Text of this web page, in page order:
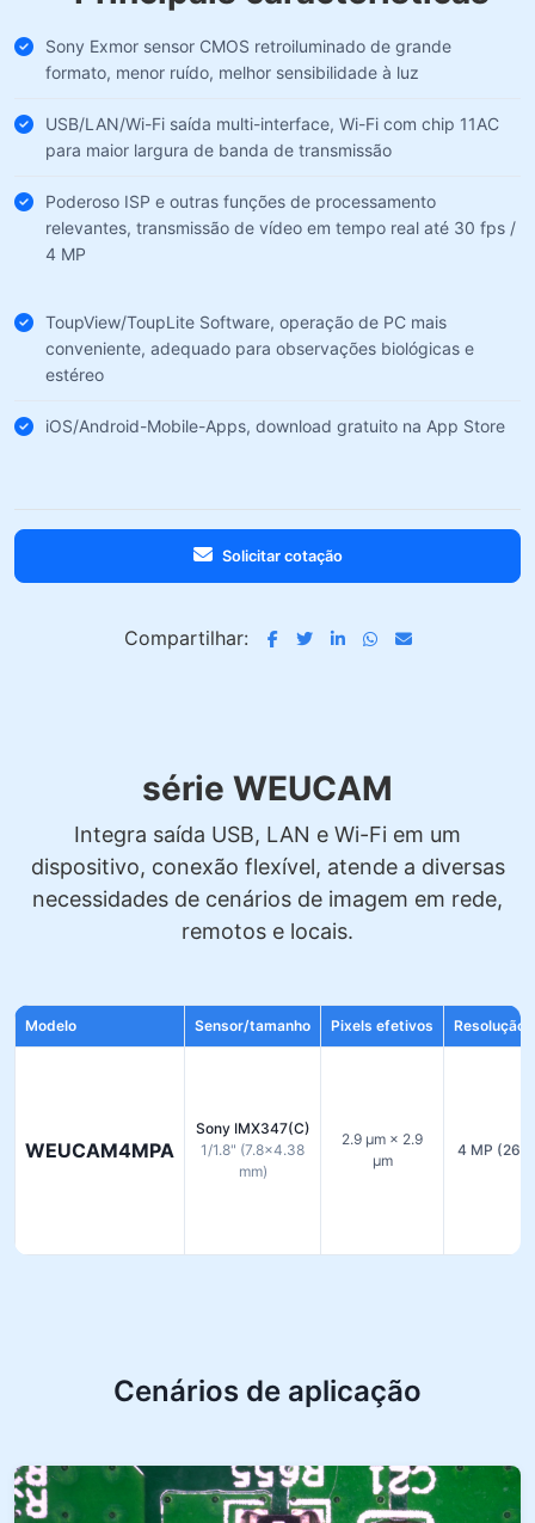
Sony Exmor sensor CMOS retroiluminado de grande
formato, menor ruído, melhor sensibilidade à luz
USB/LAN/Wi-Fi saída multi-interface, Wi-Fi com chip 11AC
para maior largura de banda de transmissão
Poderoso ISP e outras funções de processamento
relevantes, transmissão de vídeo em tempo real até 30 fps /
4 MP
ToupView/ToupLite Software, operação de PC mais
conveniente, adequado para observações biológicas e
estéreo
iOS/Android-Mobile-Apps, download gratuito na App Store
Solicitar cotação
Compartilhar:
série WEUCAM
Integra saída USB, LAN e Wi-Fi em um
dispositivo, conexão flexível, atende a diversas
necessidades de cenários de imagem em rede,
remotos e locais.
Modelo Sensor/tamanho Pixels efetivos Resolução
WEUCAM4MPA
Sony IMX347(C)
1/1.8" (7.8×4.38
mm)
2.9 µm × 2.9
µm
4 MP
Cenários de aplicação